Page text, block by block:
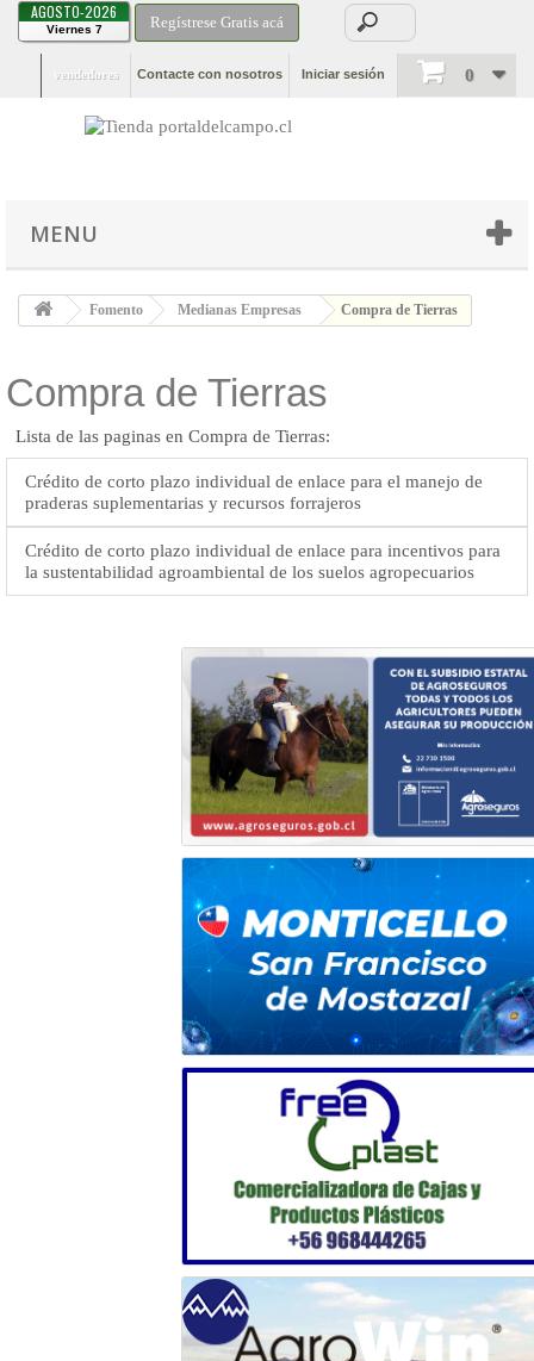
Viernes 7
AGOSTO-2026
Regístrese Gratis acá
0
Iniciar sesión
Contacte con nosotros
vendedores
MENU
Fomento Medianas Empresas Compra de Tierras
Compra de Tierras
Lista de las paginas en Compra de Tierras:
Crédito de corto plazo individual de enlace para el manejo de
praderas suplementarias y recursos forrajeros
Crédito de corto plazo individual de enlace para incentivos para
la sustentabilidad agroambiental de los suelos agropecuarios